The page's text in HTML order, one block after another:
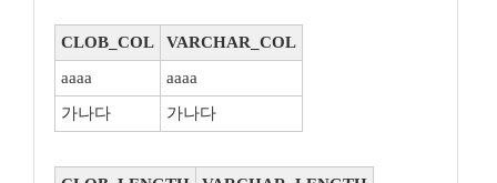
CLOB_COL
VARCHAR_COL
aaaa
aaaa
가나다
가나다